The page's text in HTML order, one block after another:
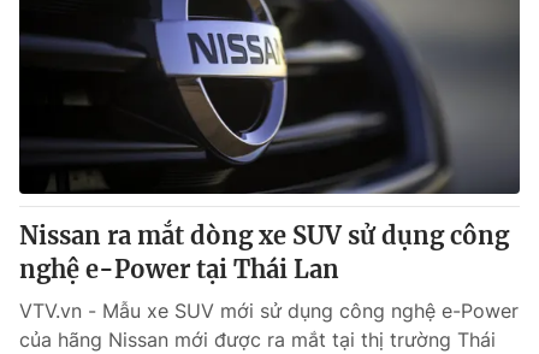
Nissan ra mắt dòng xe SUV sử dụng công
nghệ e-Power tại Thái Lan
VTV.vn - Mẫu xe SUV mới sử dụng công nghệ e-Power
của hãng Nissan mới được ra mắt tại thị trường Thái